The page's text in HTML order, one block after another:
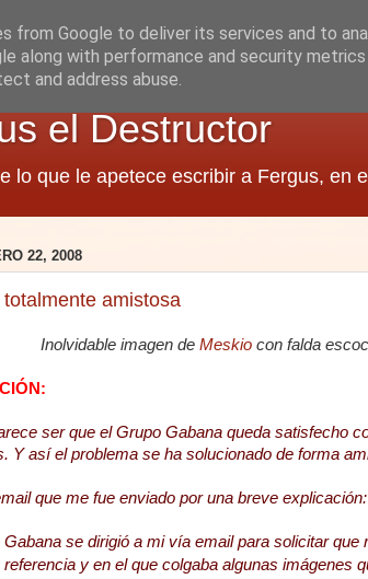
el Destructor
lo que le apetece escribir a Fergus, en
22, 2008
amistosa
Inolvidable imagen de Meskio con falda
ser que el Grupo Gabana queda satisfecho
Y así el problema se ha solucionado de forma
que me fue enviado por una breve explicación:
se dirigió a mi vía email para solicitar que
y en el que colgaba algunas imágenes
from Google to deliver its services and to
along with performance and security
and address abuse.